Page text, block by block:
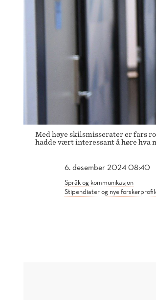
Med høye skilsmisserater er fars
hadde vært interessant å høre hva
6. desember 2024 08:40
Språk og kommunikasjon
Stipendiater og nye